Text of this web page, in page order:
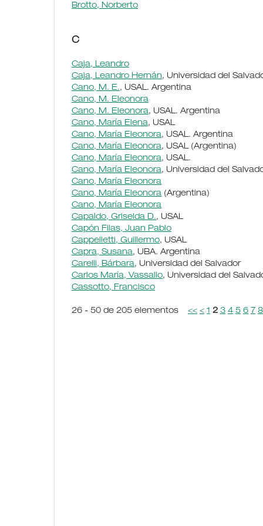
Brotto, Norberto
C
Caja, Leandro
Caja, Leandro Hernán, Universidad del
Cano, M. E., USAL. Argentina
Cano, M. Eleonora
Cano, M. Eleonora, USAL. Argentina
Cano, María Elena, USAL
Cano, María Eleonora, USAL. Argentina
Cano, María Eleonora, USAL (Argentina)
Cano, María Eleonora, USAL.
Cano, María Eleonora, Universidad del
Cano, María Eleonora
Cano, María Eleonora (Argentina)
Cano, María Eleonora
Capaldo, Griselda D., USAL
Capón Filas, Juan Pablo
Cappelletti, Guillermo, USAL
Capra, Susana, UBA. Argentina
Carelli, Bárbara, Universidad del Salvador
Carlos María, Vassallo, Universidad del
Cassotto, Francisco
26 - 50 de 205 elementos << < 1 2 3 4 5 6 7 8